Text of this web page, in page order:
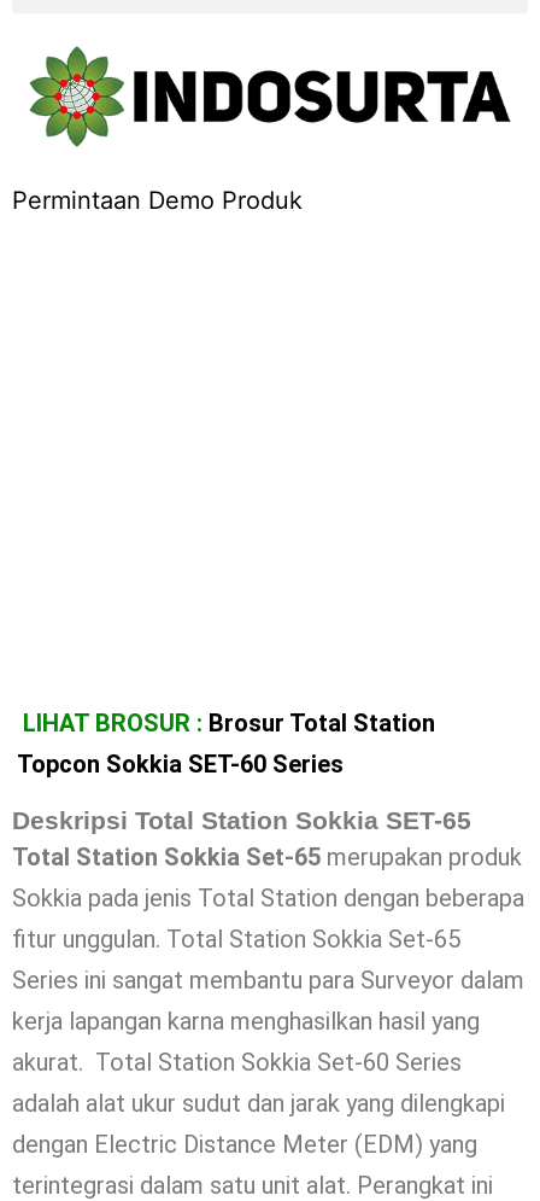
Permintaan Demo Produk
LIHAT BROSUR : Brosur Total Station
Topcon Sokkia SET-60 Series
Deskripsi Total Station Sokkia SET-65
Total Station Sokkia Set-65 merupakan produk
Sokkia pada jenis Total Station dengan beberapa
fitur unggulan. Total Station Sokkia Set-65
Series ini sangat membantu para Surveyor dalam
kerja lapangan karna menghasilkan hasil yang
akurat. Total Station Sokkia Set-60 Series
adalah alat ukur sudut dan jarak yang dilengkapi
dengan Electric Distance Meter (EDM) yang
terintegrasi dalam satu unit alat. Perangkat ini